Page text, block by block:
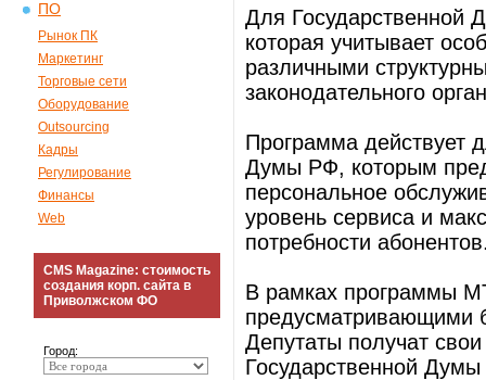
ПО
Рынок ПК
Маркетинг
Торговые сети
Оборудование
Outsourcing
Кадры
Регулирование
Финансы
Web
CMS Magazine: стоимость
создания корп. сайта в
Приволжском ФО
Город:
Для Государственной
которая учитывает
различными
законодательного
Программа действует
Думы РФ, которым
персональное
уровень сервиса и
потребности
В рамках программы
предусматривающими
Депутаты получат
Государственной